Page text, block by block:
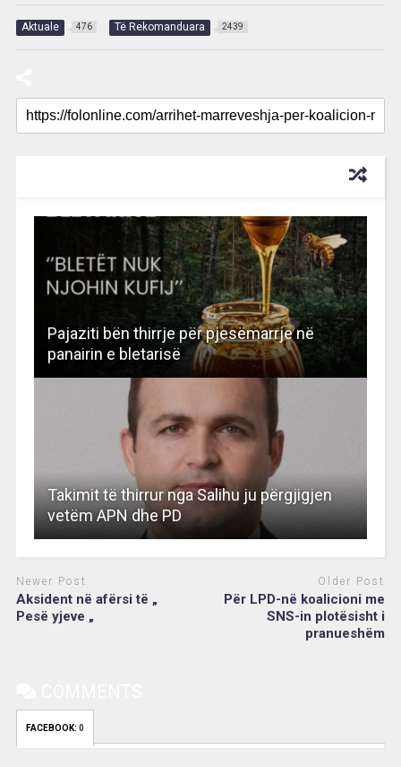
Aktuale 476 Të Rekomanduara 2439
Pajaziti bën thirrje për pjesëmarrje në
panairin e bletarisë
Takimit të thirrur nga Salihu ju përgjigjen
vetëm APN dhe PD
Newer Post
Aksident në afërsi të „
Pesë yjeve „
Older Post
Për LPD-në koalicioni me
SNS-in plotësisht i
pranueshëm
FACEBOOK: 0